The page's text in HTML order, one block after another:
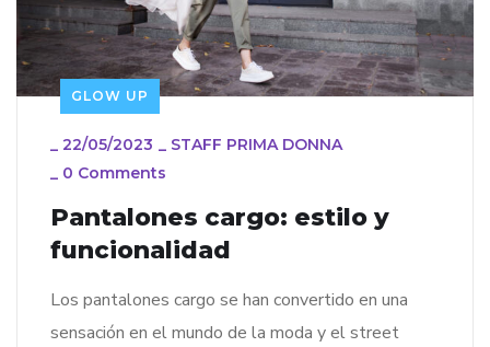
GLOW UP
_ 22/05/2023 _ STAFF PRIMA DONNA
_ 0 Comments
Pantalones cargo: estilo y
funcionalidad
Los pantalones cargo se han convertido en una
sensación en el mundo de la moda y el street